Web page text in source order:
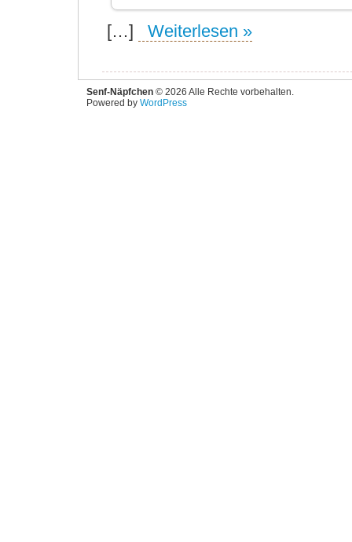
[…] Weiterlesen »
Senf-Näpfchen © 2026 Alle Rechte vorbehalten.
Powered by WordPress